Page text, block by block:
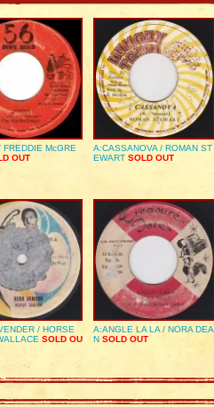
FREDDIE McGRE
OUT
A:CASSANOVA / ROMAN ST
EWART SOLD OUT
/ HORSE
SOLD OU
A:ANGLE LA LA / NORA DEA
N SOLD OUT